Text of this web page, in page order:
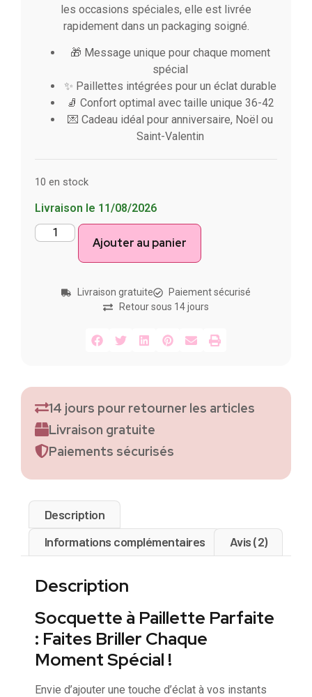
les occasions spéciales, elle est livrée
rapidement dans un packaging soigné.
🎁 Message unique pour chaque moment
spécial
✨ Paillettes intégrées pour un éclat durable
🧦 Confort optimal avec taille unique 36-42
💌 Cadeau idéal pour anniversaire, Noël ou
Saint-Valentin
10 en stock
Livraison le 11/08/2026
Ajouter au panier
Livraison gratuite
Paiement sécurisé
Retour sous 14 jours
14 jours pour retourner les articles
Livraison gratuite
Paiements sécurisés
Description
Informations complémentaires
Avis (2)
Description
Socquette à Paillette Parfaite
: Faites Briller Chaque
Moment Spécial !
Envie d’ajouter une touche d’éclat à vos instants